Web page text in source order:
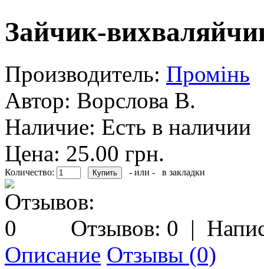
Зайчик-
Производитель: Промiнь
Автор: Ворслова В.
Наличие: Есть в наличии
Цена: 25.00 грн.
Количество: - или - в закладки
Отзывов: 0 |
Описание Отзывы (0)